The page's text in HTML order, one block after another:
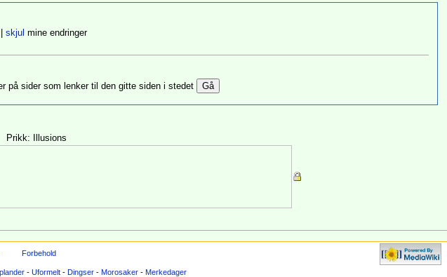
|skjul mine endringer
på sider som lenker til den gitte siden i stedet
Prikk: Illusions
Forbehold
- Uformelt - Dingser - Morosaker - Merkedager